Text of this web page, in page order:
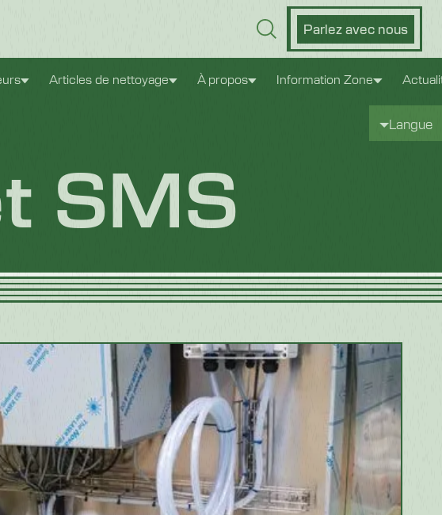
Parlez avec nous
Articles de nettoyage À propos Information Zone
Langue
SMS